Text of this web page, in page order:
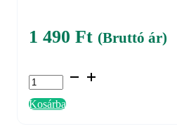
1 490 Ft (Bruttó ár)
Ragadólap
Aura
rovarcsapdához
Kosárba